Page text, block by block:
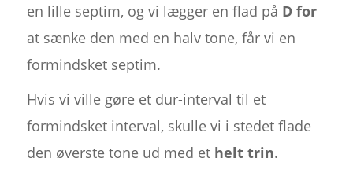
en lille septim, og vi lægger en flad på D for
at sænke den med en halv tone, får vi en
formindsket septim.
Hvis vi ville gøre et dur-interval til et
formindsket interval, skulle vi i stedet flade
den øverste tone ud med et helt trin.